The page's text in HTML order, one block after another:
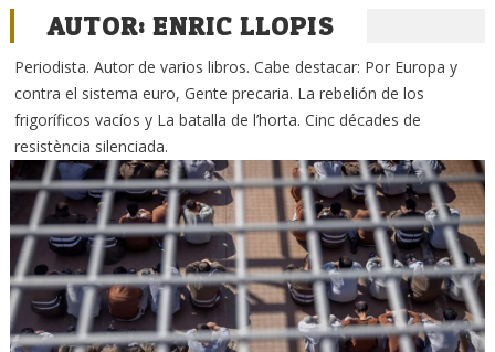
AUTOR:ENRIC LLOPIS
Periodista. Autor de varios libros. Cabe destacar: Por Europa y
contra el sistema euro, Gente precaria. La rebelión de los
frigoríficos vacíos y La batalla de l’horta. Cinc décades de
resistència silenciada.